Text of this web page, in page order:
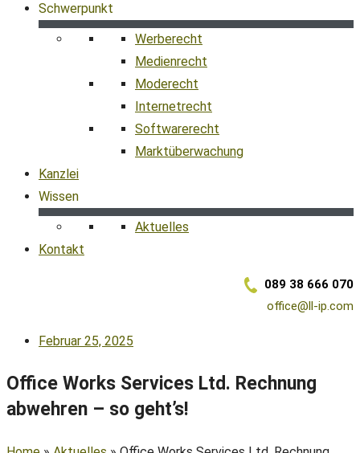
Schwerpunkt
Werberecht
Medienrecht
Moderecht
Internetrecht
Softwarerecht
Marktüberwachung
Kanzlei
Wissen
Aktuelles
Kontakt
089 38 666 070
office@ll-ip.com
Februar 25, 2025
Office Works Services Ltd. Rechnung
abwehren – so geht’s!